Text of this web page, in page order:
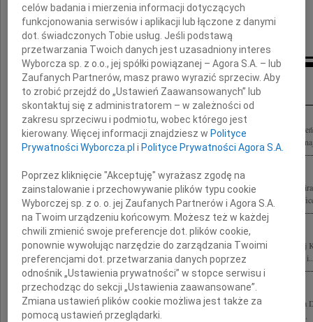
Inne kondolencje
Z głębokim smutkiem i żalem żegnamy zmarłego 10 kwietnia 2010 roku pod
Rodzinie i Najbliższym składamy najszczersze wyrazy współczucia Przyjaciele i
Ze smutkiem i żalem przyjęliśmy wiadomość o nagłej śmierci naszego Kolegi
Dowódcy Marynarki Wojennej. Odszedł od nas człowiek szlachetny, doskonały
Dnia 10.04.2010 roku tragicznie odszedł na wieczną wachtę Admirał floty
Wojennej Wielki Przyjaciel Żeglarzy. Cześć Twojej pamięci Admirale. Członkowie
10 kwietnia 2010 roku, odszedł na wieczną wachtę Admirał floty Andrzej Karweta
RP, Przyjaciel braci podwodniackiej. Żegnaj Admirale Rodzinie i Bliskim wyrazy...
celów badania i mierzenia informacji dotyczących
funkcjonowania serwisów i aplikacji lub łączone z danymi
dot. świadczonych Tobie usług. Jeśli podstawą
przetwarzania Twoich danych jest uzasadniony interes
Wyborcza sp. z o.o., jej spółki powiązanej – Agora S.A. – lub
Zaufanych Partnerów, masz prawo wyrazić sprzeciw. Aby
to zrobić przejdź do „Ustawień Zaawansowanych” lub
skontaktuj się z administratorem – w zależności od
zakresu sprzeciwu i podmiotu, wobec którego jest
kierowany. Więcej informacji znajdziesz wPolityce
Prywatności Wyborcza.pl iPolityce Prywatności Agora S.A.
Poprzez kliknięcie "Akceptuję" wyrażasz zgodę na
zainstalowanie i przechowywanie plików typu cookie
Wyborczej sp. z o. o. jej Zaufanych Partnerów i Agora S.A.
na Twoim urządzeniu końcowym. Możesz też w każdej
chwili zmienić swoje preferencje dot. plików cookie,
ponownie wywołując narzędzie do zarządzania Twoimi
preferencjami dot. przetwarzania danych poprzez
odnośnik „Ustawienia prywatności” w stopce serwisu i
przechodząc do sekcji „Ustawienia zaawansowane”.
Zmiana ustawień plików cookie możliwa jest także za
pomocą ustawień przeglądarki.